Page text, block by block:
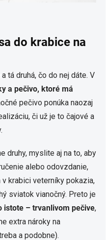
do krabice na
tá druhá, čo do nej dáte. V
a pečivo, ktoré má
pečivo ponúka naozaj
či už je to čajové a
druhy, myslite aj na to, aby
alebo odovzdanie,
krabici veterníky pokazia,
sviatok vianočný. Preto je
istote – trvanlivom pečive,
extra nároky na
a podobne).